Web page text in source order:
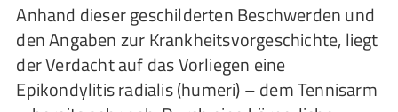
Anhand dieser geschilderten Beschwerden und
den Angaben zur Krankheitsvorgeschichte, liegt
der Verdacht auf das Vorliegen eine
Epikondylitis radialis (humeri) – dem Tennisarm